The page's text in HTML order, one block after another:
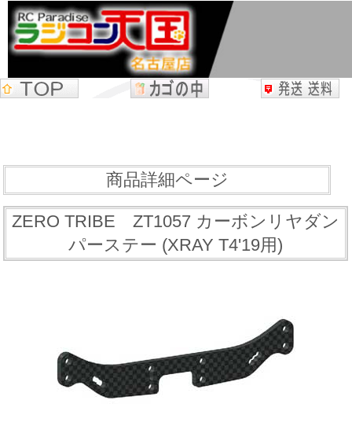
商品詳細ページ
ZERO TRIBE ZT1057 カーボンリヤダン
パーステー (XRAY T4'19用)